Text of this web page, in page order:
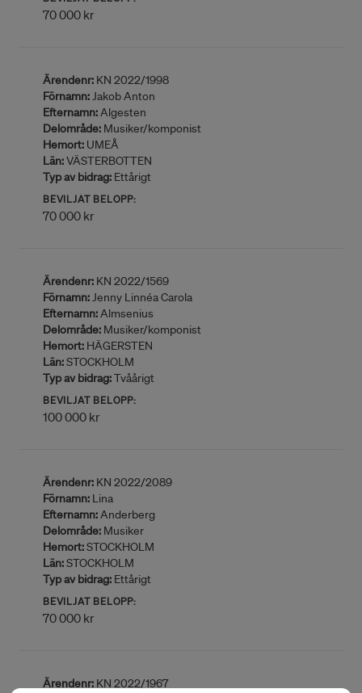
70 000 kr
Ärendenr: KN 2022/1998
Förnamn:Jakob Anton
Efternamn:Algesten
Delområde: Musiker/komponist
Hemort: UMEÅ
Län:VÄSTERBOTTEN
Typ av bidrag: Ettårigt
BEVILJAT BELOPP:
70 000 kr
Ärendenr: KN 2022/1569
Förnamn:Jenny Linnéa Carola
Efternamn:Almsenius
Delområde: Musiker/komponist
Hemort: HÄGERSTEN
Län:STOCKHOLM
Typ av bidrag:Tvåårigt
BEVILJAT BELOPP:
100 000 kr
Ärendenr: KN 2022/2089
Förnamn: Lina
Efternamn:Anderberg
Delområde: Musiker
Hemort:STOCKHOLM
Län:STOCKHOLM
Typ av bidrag: Ettårigt
BEVILJAT BELOPP:
70 000 kr
Ärendenr: KN 2022/1967